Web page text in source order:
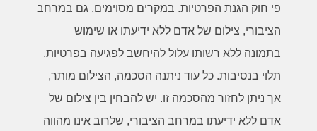
פי חוק הגנת הפרטיות. במקרים מסוימים, גם במרחב
הציבורי, צילום של אדם ללא ידיעתו או שימוש
בתמונה ללא רשותו עלול להיחשב לפגיעה בפרטיות,
תלוי בנסיבות. כל עוד ניתנה הסכמה, הצילום מותר,
אך ניתן לחזור מהסכמה זו. יש להבחין בין צילום של
אדם ללא ידיעתו במרחב הציבורי, שלרוב אינו מהווה